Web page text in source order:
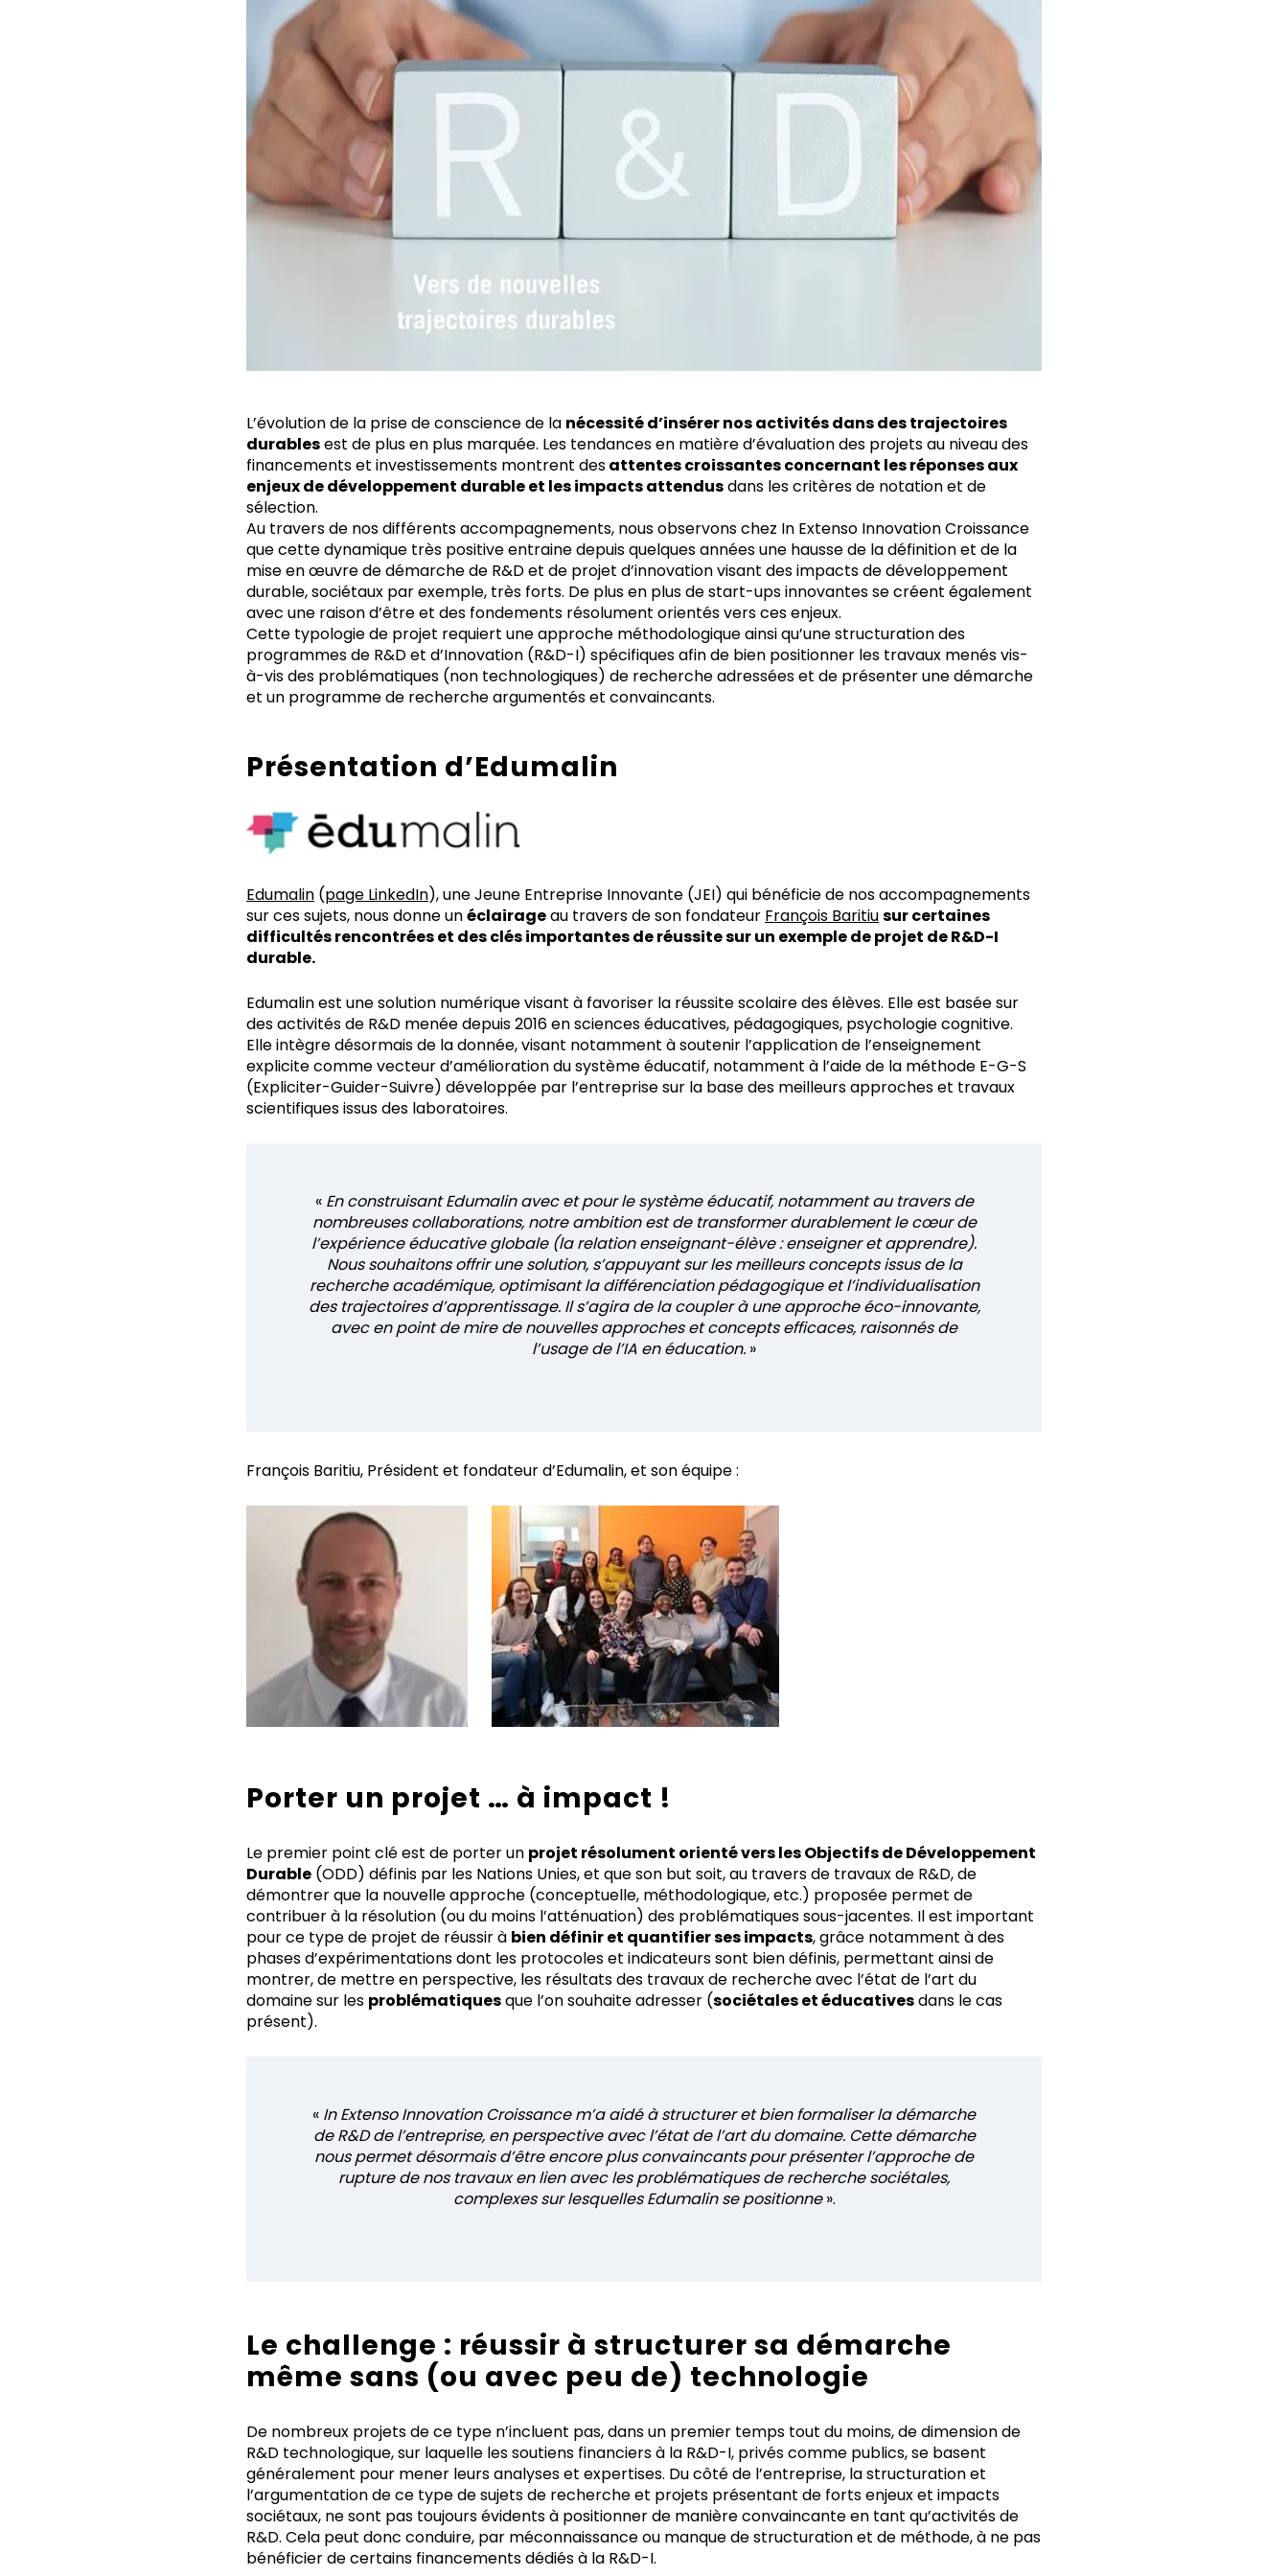
L’évolution de la prise de conscience de la nécessité d’insérer nos activités dans des trajectoires
durablesest de plus en plus marquée. Les tendances en matière d’évaluation des projets au niveau des
financements et investissements montrent desattentes croissantes concernant les réponses aux
enjeux de développement durable et les impacts attendusdans les critères de notation et de
sélection.
Au travers de nos différents accompagnements, nous observons chez In Extenso Innovation Croissance
que cette dynamique très positive entraine depuis quelques années une hausse de la définition et de la
mise en œuvre de démarche de R&D et de projet d’innovation visant des impacts de développement
durable, sociétaux par exemple, très forts. De plus en plus de start-ups innovantes se créent également
avec une raison d’être et des fondements résolument orientés vers ces enjeux.
Cette typologie de projet requiert une approche méthodologique ainsi qu’une structuration des
programmes de R&D et d’Innovation (R&D-I) spécifiques afin de bien positionner les travaux menés vis-
à-vis des problématiques (non technologiques) de recherche adressées et de présenter une démarche
et un programme de recherche argumentés et convaincants.
Présentation d’Edumalin
Edumalin (page LinkedIn), une Jeune Entreprise Innovante (JEI) qui bénéficie de nos accompagnements
sur ces sujets, nous donne unéclairageau travers de son fondateur François Baritiusur certaines
difficultés rencontrées et des clés importantes de réussite sur un exemple de projet de R&D-I
durable.
Edumalin est une solution numérique visant à favoriser la réussite scolaire des élèves. Elle est basée sur
des activités de R&D menée depuis 2016 en sciences éducatives, pédagogiques, psychologie cognitive.
Elle intègre désormais de la donnée, visant notamment à soutenir l’application de l’enseignement
explicite comme vecteur d’amélioration du système éducatif, notamment à l’aide de la méthode E-G-S
(Expliciter-Guider-Suivre) développée par l’entreprise sur la base des meilleurs approches et travaux
scientifiques issus des laboratoires.
« En construisant Edumalin avec et pour le système éducatif, notamment au travers de
nombreuses collaborations, notre ambition est de transformer durablement le cœur de
l’expérience éducative globale (la relation enseignant-élève : enseigner et apprendre).
Nous souhaitons offrir une solution, s’appuyant sur les meilleurs concepts issus de la
recherche académique, optimisant la différenciation pédagogique et l’individualisation
des trajectoires d’apprentissage. Il s’agira de la coupler à une approche éco-innovante,
avec en point de mire de nouvelles approches et concepts efficaces, raisonnés de
l’usage de l’IA en éducation. »
François Baritiu, Président et fondateur d’Edumalin, et son équipe :
Porter un projet … à impact !
Le premier point clé est de porter un projet résolument orienté vers les Objectifs de Développement
Durable (ODD) définis par les Nations Unies, et que son but soit, au travers de travaux de R&D, de
démontrer que la nouvelle approche (conceptuelle, méthodologique, etc.) proposée permet de
contribuer à la résolution (ou du moins l’atténuation) des problématiques sous-jacentes. Il est important
pour ce type de projet de réussir à bien définir et quantifier ses impacts, grâce notamment à des
phases d’expérimentations dont les protocoles et indicateurs sont bien définis, permettant ainsi de
montrer, de mettre en perspective, les résultats des travaux de recherche avec l’état de l’art du
domaine sur les problématiquesque l’on souhaite adresser (sociétales et éducativesdans le cas
présent).
« In Extenso Innovation Croissance m’a aidé à structurer et bien formaliser la démarche
de R&D de l’entreprise, en perspective avec l’état de l’art du domaine. Cette démarche
nous permet désormais d’être encore plus convaincants pour présenter l’approche de
rupture de nos travaux en lien avec les problématiques de recherche sociétales,
complexes sur lesquelles Edumalin se positionne».
Le challenge : réussir à structurer sa démarche
même sans (ou avec peu de) technologie
De nombreux projets de ce type n’incluent pas, dans un premier temps tout du moins, de dimension de
R&D technologique, sur laquelle les soutiens financiers à la R&D-I, privés comme publics, se basent
généralement pour mener leurs analyses et expertises. Du côté de l’entreprise, la structuration et
l’argumentation de ce type de sujets de recherche et projets présentant de forts enjeux et impacts
sociétaux, ne sont pas toujours évidents à positionner de manière convaincante en tant qu’activités de
R&D. Cela peut donc conduire, par méconnaissance ou manque de structuration et de méthode, à ne pas
bénéficier de certains financements dédiés à la R&D-I.